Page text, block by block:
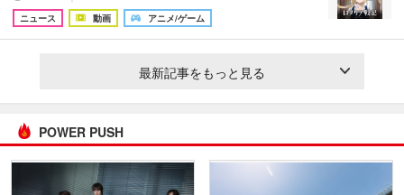
ニュース
動画 アニメ/ゲーム
最新記事をもっと見る
POWER PUSH